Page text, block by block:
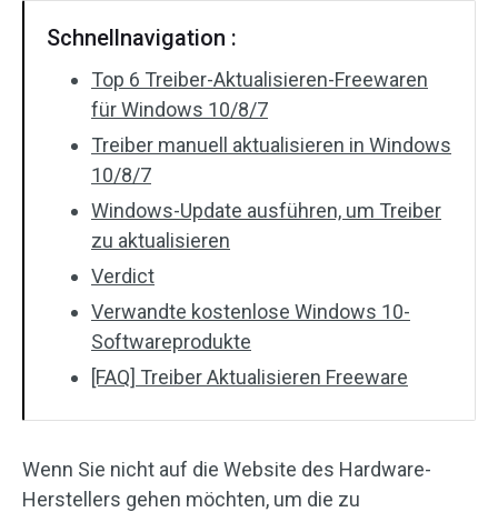
Schnellnavigation :
Top 6 Treiber-Aktualisieren-Freewaren
für Windows 10/8/7
Treiber manuell aktualisieren in Windows
10/8/7
Windows-Update ausführen, um Treiber
zu aktualisieren
Verdict
Verwandte kostenlose Windows 10-
Softwareprodukte
[FAQ] Treiber Aktualisieren Freeware
Wenn Sie nicht auf die Website des Hardware-
Herstellers gehen möchten, um die zu